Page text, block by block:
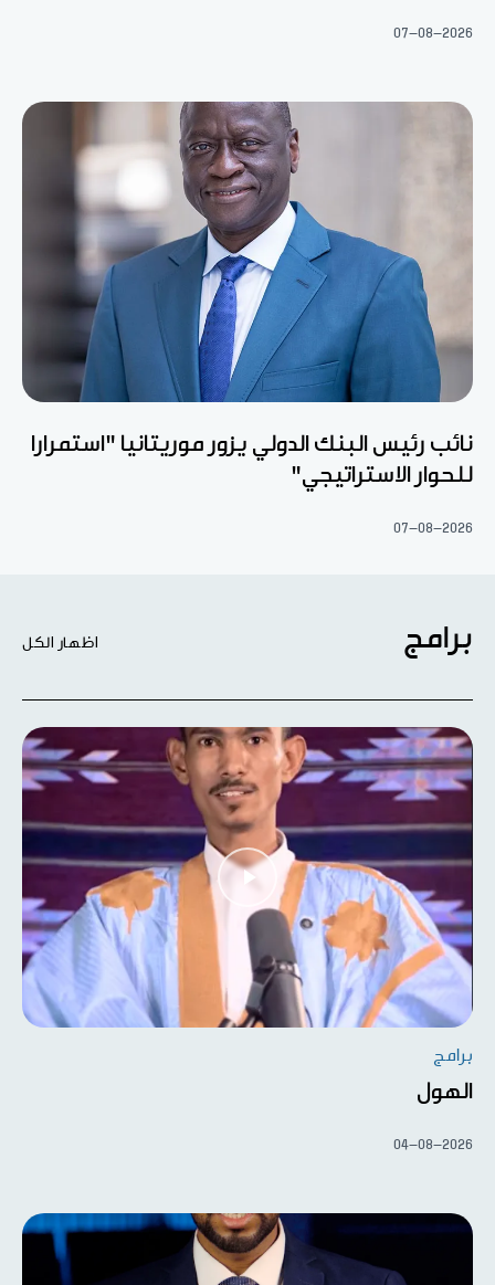
07-08-2026
نائب رئيس البنك الدولي يزور موريتانيا "استمرارا
للحوار الاستراتيجي"
07-08-2026
برامج اظهار الكل
برامج
الهول
04-08-2026